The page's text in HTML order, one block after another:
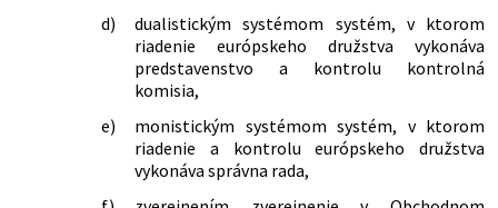
d)
dualistickým systémom systém, v ktorom
riadenie európskeho družstva vykonáva
predstavenstvo a kontrolu kontrolná
komisia,
e)
monistickým systémom systém, v ktorom
riadenie a kontrolu európskeho družstva
vykonáva správna rada,